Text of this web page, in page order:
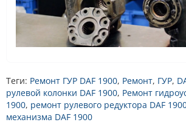
Теги: Ремонт ГУР DAF 1900, Ремонт, ГУР,
рулевой колонки DAF 1900, Ремонт
1900, ремонт рулевого редуктора DAF
механизма DAF 1900